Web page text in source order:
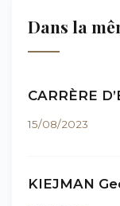
Dans la
CARRÈRE
15/08/2023
KIEJMAN